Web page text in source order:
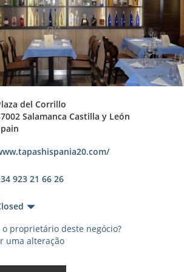
del Corrillo
Salamanca Castilla y León
923 21 66 26
o proprietário deste negócio?
uma alteração